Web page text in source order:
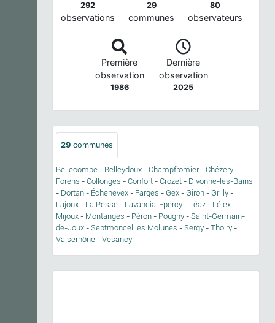
292
observations
29
communes
80
observateurs
Première
observation
1986
Dernière
observation
2025
29 communes
Bellecombe - Belleydoux - Champfromier- Chézery-
Forens - Collonges - Confort - Crozet - Divonne-les-Bains
- Dortan - Échenevex - Farges - Gex - Giron - Grilly -
Lajoux - La Pesse - Lavancia-Epercy - Léaz - Lélex -
Mijoux - Montanges - Péron - Pougny - Saint-Germain-
de-Joux - Septmoncel les Molunes - Sergy - Thoiry -
Valserhône - Vesancy